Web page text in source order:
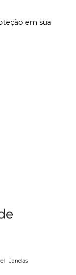
em sua
Janelas